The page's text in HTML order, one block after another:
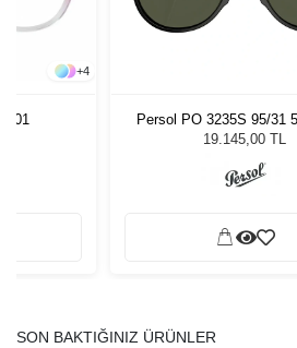
+4
Persol PO 3235S 95/31
Güneş Gözlüğü
19.145,00 TL
SON BAKTIĞINIZ ÜRÜNLER